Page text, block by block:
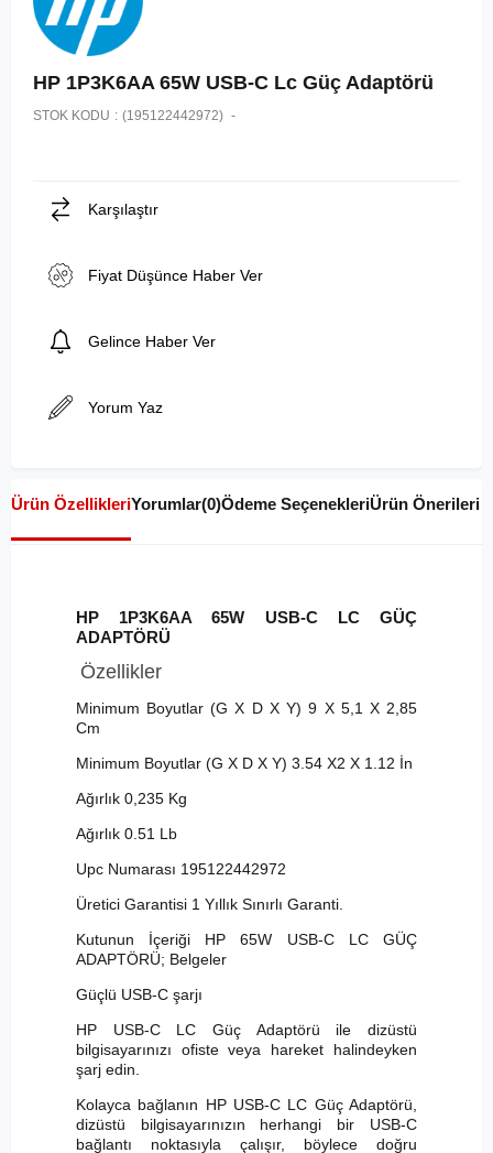
HP 1P3K6AA 65W USB-C Lc Güç Adaptörü
STOK KODU (195122442972)
Karşılaştır
Fiyat Düşünce Haber Ver
Gelince Haber Ver
Yorum Yaz
Ürün ÖzellikleriYorumlar(0)Ödeme SeçenekleriÜrün Önerileri
HP 1P3K6AA 65W USB-C LC GÜÇ
ADAPTÖRÜ
Özellikler
Minimum Boyutlar (G X D X Y) 9 X 5,1 X 2,85
Cm
Minimum Boyutlar (G X D X Y) 3.54 X2 X 1.12 İn
Ağırlık 0,235 Kg
Ağırlık 0.51 Lb
Upc Numarası 195122442972
Üretici Garantisi 1 Yıllık Sınırlı Garanti.
Kutunun İçeriği HP 65W USB-C LC GÜÇ
ADAPTÖRÜ; Belgeler
Güçlü USB-C şarjı
HP USB-C LC Güç Adaptörü ile dizüstü
bilgisayarınızı ofiste veya hareket halindeyken
şarj edin.
Kolayca bağlanın HP USB-C LC Güç Adaptörü,
dizüstü bilgisayarınızın herhangi bir USB-C
bağlantı noktasıyla çalışır, böylece doğru